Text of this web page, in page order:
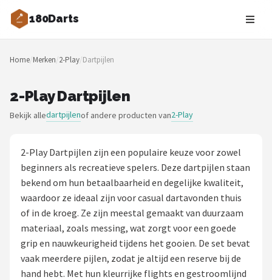
180Darts
Zoeken
NAVIGATIE
Merken
Dartspelers
Toernooien
Spelregels
Uitgooilijst
Home/Merken/2-Play/Dartpijlen
2-Play Dartpijlen
Bekijk alledartpijlenof andere producten van2-Play
2-Play Dartpijlen zijn een populaire keuze voor zowel
beginners als recreatieve spelers. Deze dartpijlen staan
bekend om hun betaalbaarheid en degelijke kwaliteit,
waardoor ze ideaal zijn voor casual dartavonden thuis
of in de kroeg. Ze zijn meestal gemaakt van duurzaam
materiaal, zoals messing, wat zorgt voor een goede
grip en nauwkeurigheid tijdens het gooien. De set bevat
vaak meerdere pijlen, zodat je altijd een reserve bij de
hand hebt. Met hun kleurrijke flights en gestroomlijnd